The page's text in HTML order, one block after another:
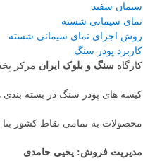
سیمان سفید
نمای سیمانی شسته
روش اجرای نمای سیمانی شسته
کاربرد پودر سنگ
کارگاه سنگ و بلوک ایران مرکز
کیسه های پودر سنگ در بسته بندی های 30 کیلوگرمی عرضه
محصولات به تمامی نقاط کشور
مدیریت فروش: یحیی حامدی